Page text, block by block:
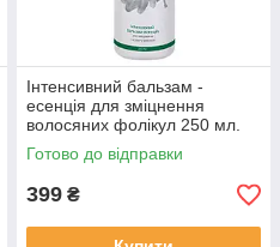
Інтенсивний бальзам -
есенція для зміцнення
волосяних фолікул 250 мл.
Готово до відправки
399 ₴